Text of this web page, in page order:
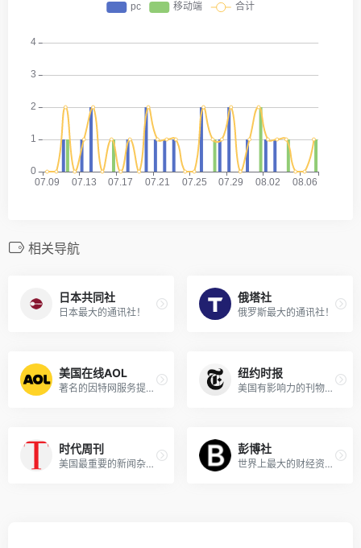
相关导航
日本共同社
日本最大的通讯社！
俄塔社
俄罗斯最大的通讯社！
美国在线AOL
著名的因特网服务提供商！
纽约时报
美国有影响力的刊物之一！
时代周刊
美国最重要的新闻杂志之一！
彭博社
世界上最大的财经资讯公司！